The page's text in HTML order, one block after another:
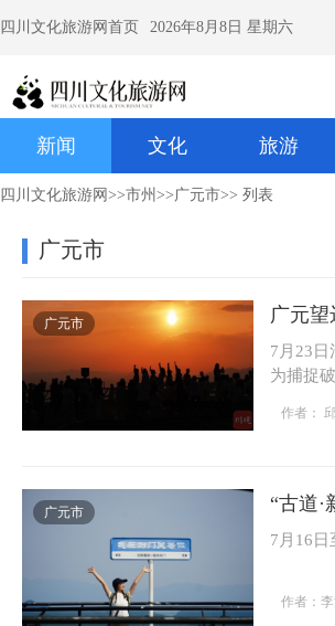
四川文化旅游网首页 2026年8月8日 星期六
新闻 文化 旅游
四川文化旅游网 >>市州 >>广元市>> 列表
广元市
广元市 广元
7月23
为捕捉
作者：
广元市 “古道
7月16日
作者：